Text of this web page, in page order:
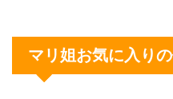
マリ姐お気に入り